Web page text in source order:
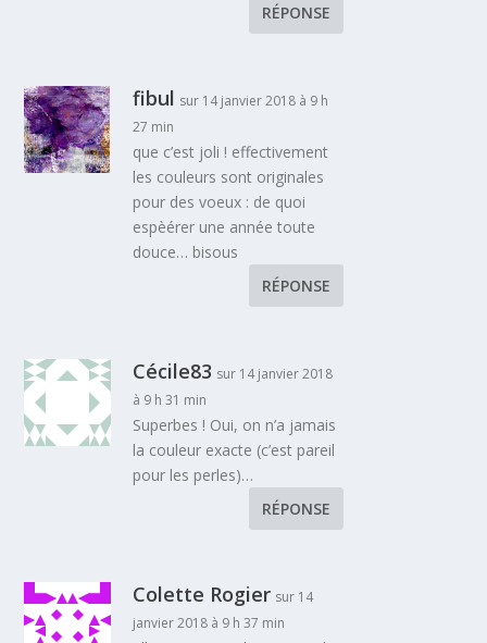
RÉPONSE
fibul sur 14 janvier 2018 à 9 h
27 min
que c’est joli ! effectivement
les couleurs sont originales
pour des voeux : de quoi
espèérer une année toute
douce… bisous
RÉPONSE
Cécile83 sur 14 janvier 2018
à 9 h 31 min
Superbes ! Oui, on n’a jamais
la couleur exacte (c’est pareil
pour les perles)…
RÉPONSE
Colette Rogier sur 14
janvier 2018 à 9 h 37 min